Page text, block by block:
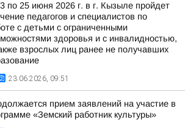
по 25 июня 2026 г. в г. Кызыле пройдет
педагогов и специалистов по
с детьми с ограниченными
здоровья и с инвалидностью,
взрослых лиц ранее не получавших
23.06.2026, 09:51
прием заявлений на участие в
«Земский работник культуры»